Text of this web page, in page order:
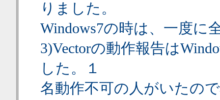
りました。
Windows7の時は、一度に
3)Vectorの動作報告は
した。１
名動作不可の人がいたの